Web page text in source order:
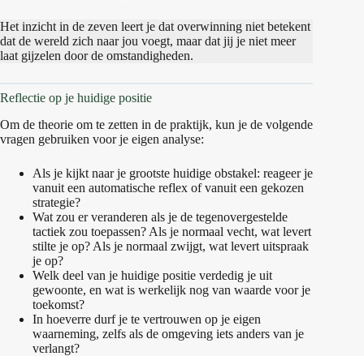
Het inzicht in de zeven leert je dat overwinning niet betekent
dat de wereld zich naar jou voegt, maar dat jij je niet meer
laat gijzelen door de omstandigheden.
Reflectie op je huidige positie
Om de theorie om te zetten in de praktijk, kun je de volgende
vragen gebruiken voor je eigen analyse:
Als je kijkt naar je grootste huidige obstakel: reageer je
vanuit een automatische reflex of vanuit een gekozen
strategie?
Wat zou er veranderen als je de tegenovergestelde
tactiek zou toepassen? Als je normaal vecht, wat levert
stilte je op? Als je normaal zwijgt, wat levert uitspraak
je op?
Welk deel van je huidige positie verdedig je uit
gewoonte, en wat is werkelijk nog van waarde voor je
toekomst?
In hoeverre durf je te vertrouwen op je eigen
waarneming, zelfs als de omgeving iets anders van je
verlangt?